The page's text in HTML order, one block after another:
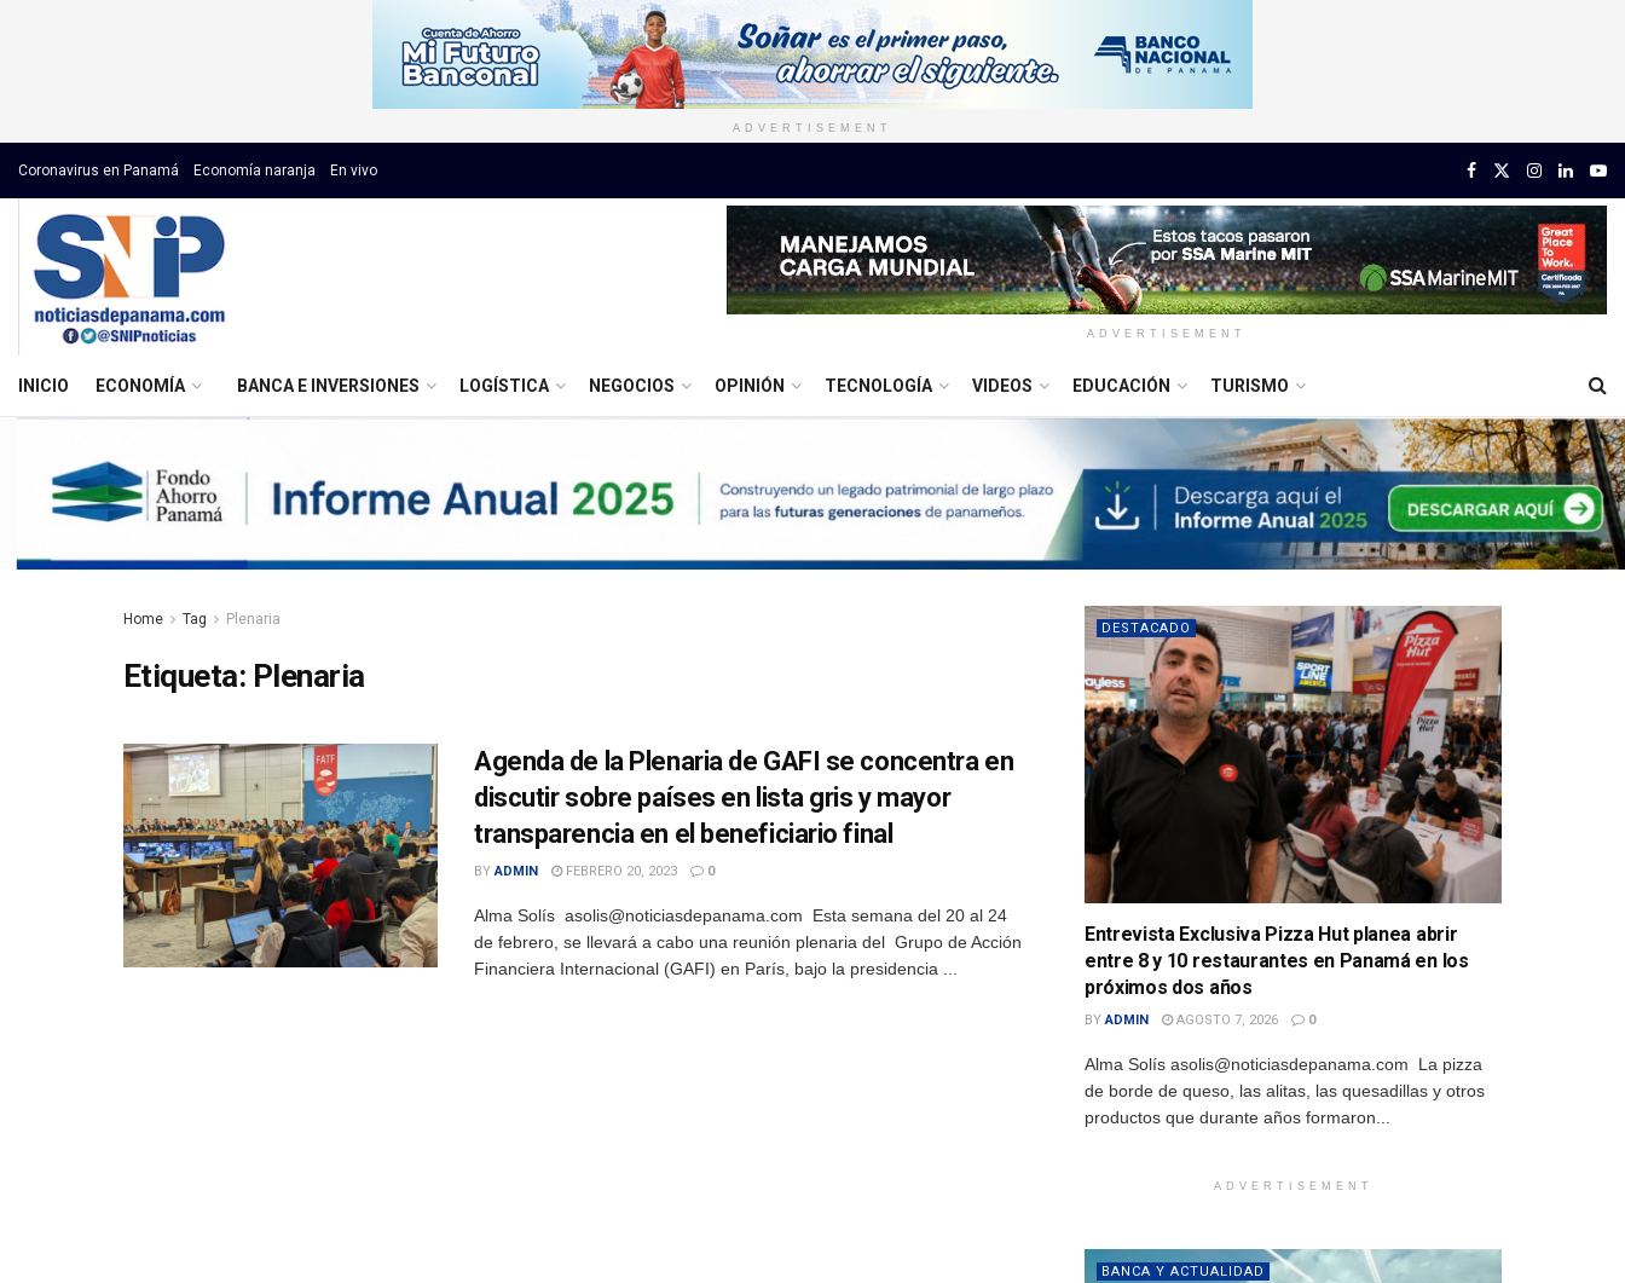
ADVERTISEMENT
Coronavirus en Panamá Economía naranja En vivo
ADVERTISEMENT
INICIO ECONOMÍA BANCA E INVERSIONES LOGÍSTICA NEGOCIOS OPINIÓN TECNOLOGÍA VIDEOS EDUCACIÓN TURISMO
Home Tag Plenaria
Etiqueta: Plenaria
Agenda de la Plenaria de GAFI se concentra en
discutir sobre países en lista gris y mayor
transparencia en el beneficiario final
BY ADMIN FEBRERO 20, 2023 0
Alma Solís asolis@noticiasdepanama.com Esta semana del 20 al 24
de febrero, se llevará a cabo una reunión plenaria del Grupo de Acción
Financiera Internacional (GAFI) en París, bajo la presidencia ...
DESTACADO
Entrevista Exclusiva Pizza Hut planea abrir
entre 8 y 10 restaurantes en Panamá en los
próximos dos años
BY ADMIN AGOSTO 7, 2026 0
Alma Solís asolis@noticiasdepanama.com La pizza
de borde de queso, las alitas, las quesadillas y otros
productos que durante años formaron...
ADVERTISEMENT
BANCA Y ACTUALIDAD